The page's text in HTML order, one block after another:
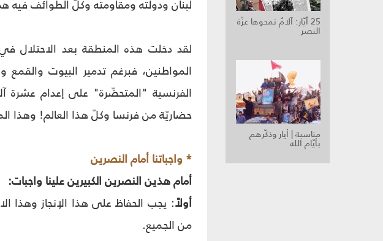
25 أيّار: آلامٌ تمحوها عزّة
النصر
مناسبة | أيار وذكّرهم
بأيّام الله
لبنان ودولته ومقاومته وكلّ الطوائف فيه
المواطنين، فبرغم تدمير البيوت
الفرنسية "المتحضّرة" على إعدام عشرة
حضاريّة من فرنسا وكلّ هذا العالم! وهذا
* واجباتنا أمام النصرين
أمام هذين النصرين الكبيرين علينا واجبات:
أولاً: يجب الحفاظ على هذا الإنجاز وهذا
من الجميع.